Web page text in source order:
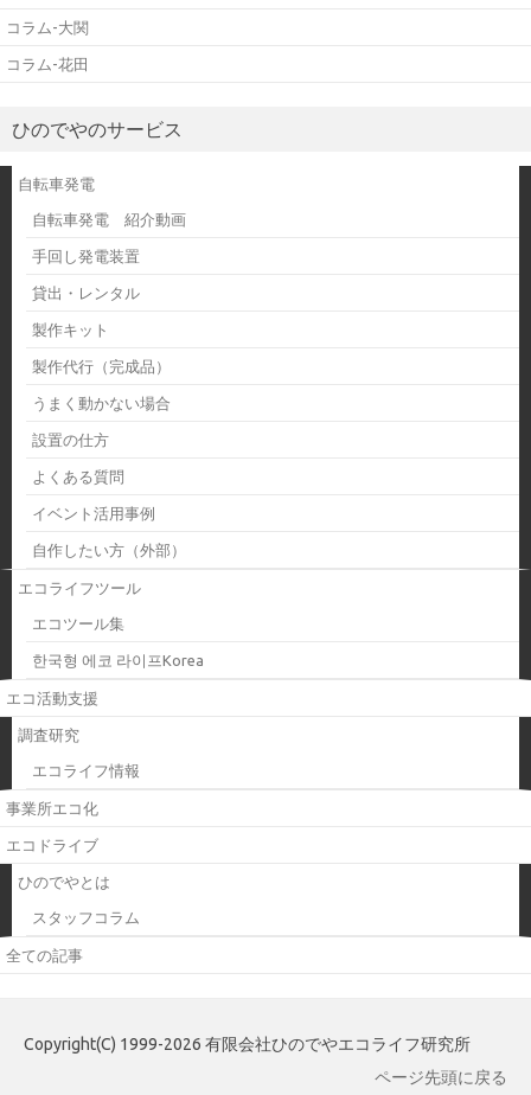
コラム-大関
コラム-花田
ひのでやのサービス
自転車発電
自転車発電 紹介動画
手回し発電装置
貸出・レンタル
製作キット
製作代行（完成品）
うまく動かない場合
設置の仕方
よくある質問
イベント活用事例
自作したい方（外部）
エコライフツール
エコツール集
한국형 에코 라이프Korea
エコ活動支援
調査研究
エコライフ情報
事業所エコ化
エコドライブ
ひのでやとは
スタッフコラム
全ての記事
Copyright(C) 1999-2026 有限会社ひのでやエコライフ研究所
ページ先頭に戻る